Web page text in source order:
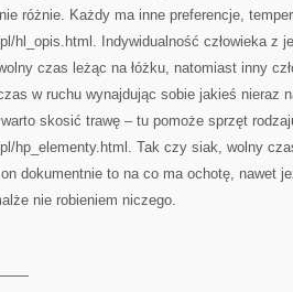
różnie. Każdy ma inne preferencje,
hl_opis.html. Indywidualność człowieka z
czas leżąc na łóżku, natomiast inny
w ruchu wynajdując sobie jakieś nieraz
skosić trawę – tu pomoże sprzęt
hp_elementy.html. Tak czy siak, wolny
dokumentnie to na co ma ochotę, nawet
nie robieniem niczego.